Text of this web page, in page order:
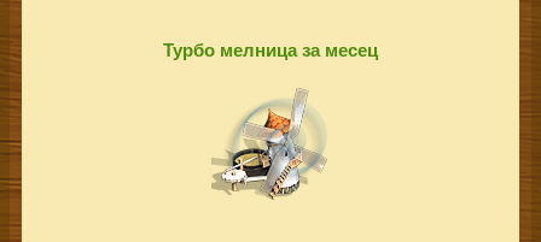
Турбо мелница за месец